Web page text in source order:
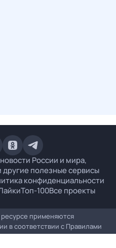
России и мира,
другие полезные сервисы
конфиденциальности
Топ-100Все проекты
применяются
в соответствии с Правилами